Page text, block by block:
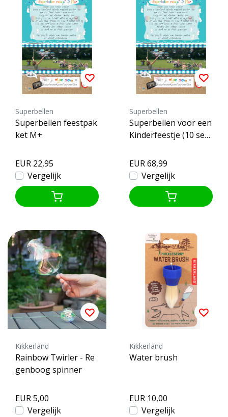
Superbellen
Superbellen feestpak
ket M+
EUR 22,95
Vergelijk
Superbellen
Superbellen voor een
Kinderfeestje (10 sets
EUR 68,99
Vergelijk
Kikkerland
Rainbow Twirler - Re
genboog spinner
EUR 5,00
Vergelijk
Kikkerland
Water brush
EUR 10,00
Vergelijk